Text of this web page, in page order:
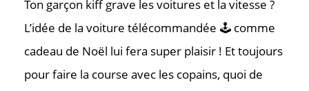
Ton garçon kiff grave les voitures et la vitesse ?
L’idée de la voiture télécommandée 🕹️ comme
cadeau de Noël lui fera super plaisir ! Et toujours
pour faire la course avec les copains, quoi de